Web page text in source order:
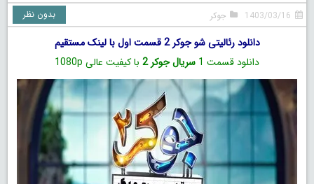
1403/03/16 جوکر بدون نظر
دانلود رئالیتی‌ شو جوکر 2 قسمت اول با لینک مستقیم
دانلود قسمت 1
سریال جوکر 2 با کیفیت عالی 1080p